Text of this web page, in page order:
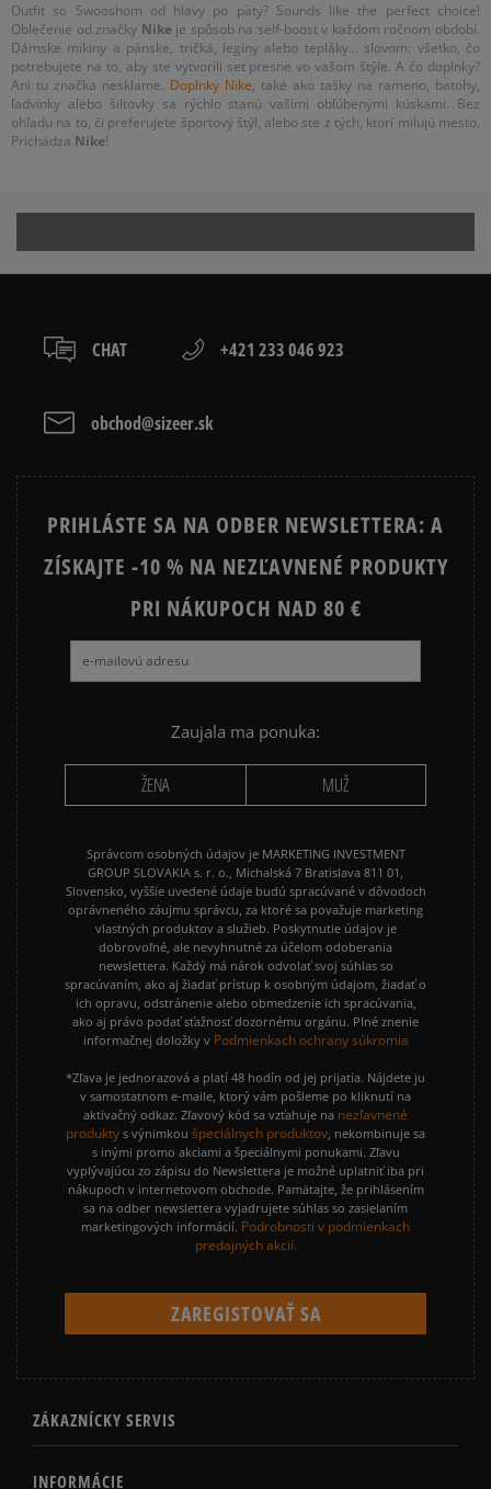
Outfit so Swooshom od hlavy po päty? Sounds like the perfect choice!
Oblečenie od značky Nikeje spôsob na self-boost v každom ročnom období.
Dámske mikiny a pánske, tričká, legíny alebo tepláky… slovom: všetko, čo
potrebujete na to, aby ste vytvorili set presne vo vašom štýle. A čo doplnky?
Ani tu značka nesklame. Doplnky Nike, také ako tašky na rameno, batohy,
ľadvinky alebo šiltovky sa rýchlo stanú vašimi obľúbenými kúskami. Bez
ohľadu na to, či preferujete športový štýl, alebo ste z tých, ktorí milujú mesto.
Prichádza Nike!
CHAT +421 233 046 923
obchod@sizeer.sk
PRIHLÁSTE SA NA ODBER NEWSLETTERA: A
ZÍSKAJTE -10 % NA NEZĽAVNENÉ PRODUKTY
PRI NÁKUPOCH NAD 80 €
Zaujala ma ponuka:
ŽENA MUŽ
Správcom osobných údajov je MARKETING INVESTMENT
GROUP SLOVAKIA s. r. o., Michalská 7 Bratislava 811 01,
Slovensko, vyššie uvedené údaje budú spracúvané v dôvodoch
oprávneného záujmu správcu, za ktoré sa považuje marketing
vlastných produktov a služieb. Poskytnutie údajov je
dobrovoľné, ale nevyhnutné za účelom odoberania
newslettera. Každý má nárok odvolať svoj súhlas so
spracúvaním, ako aj žiadať prístup k osobným údajom, žiadať o
ich opravu, odstránenie alebo obmedzenie ich spracúvania,
ako aj právo podať sťažnosť dozornému orgánu. Plné znenie
informačnej doložky v Podmienkach ochrany súkromia
*Zľava je jednorazová a platí 48 hodín od jej prijatia. Nájdete ju
v samostatnom e-maile, ktorý vám pošleme po kliknutí na
aktivačný odkaz. Zľavový kód sa vzťahuje na nezľavnené
produkty s výnimkou špeciálnych produktov, nekombinuje sa
s inými promo akciami a špeciálnymi ponukami. Zľavu
vyplývajúcu zo zápisu do Newslettera je možné uplatniť iba pri
nákupoch v internetovom obchode. Pamätajte, že prihlásením
sa na odber newslettera vyjadrujete súhlas so zasielaním
marketingových informácií. Podrobnosti v podmienkach
predajných akcií.
ZÁKAZNÍCKY SERVIS
INFORMÁCIE